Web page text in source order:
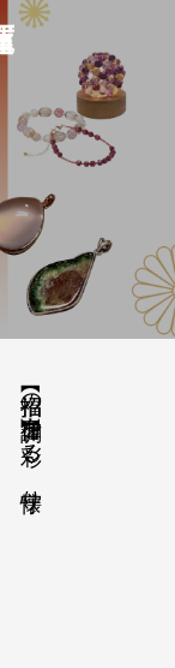
【招福の調律】日々を彩る、懐守り